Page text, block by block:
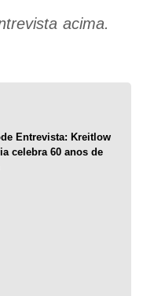
acima.
Entrevista: Kreitlow
celebra 60 anos de